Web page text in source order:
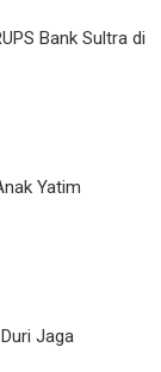
Bank Sultra di
Yatim
Jaga